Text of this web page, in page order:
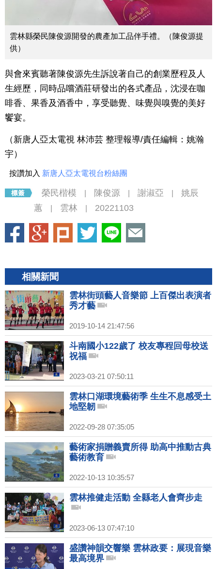
雲林縣榮民陳俊源開發的農產加工品伴手禮。（陳俊源提
供）
與會來賓聽著陳俊源先生訴說著自己的創業歷程及人
生經歷，同時品嚐酒莊研發出的各式產品，沈浸在咖
啡香、果香及酒香中，享受聽覺、味覺與嗅覺的美好
饗宴。
（新唐人亞太電視 林沛芸 整理報導/責任編輯：姚瀚
宇）
按讚加入 新唐人亞太電視台粉絲團
榮民楷模 陳俊源 謝淑亞
姚辰
蕙
雲林 20221103
相關新聞
雲林街頭藝人音樂節 上百傑出表演者
秀才藝
2019-10-14 21:47:56
斗南國小122歲了 校友專程回母校送
祝福
2023-03-21 07:50:11
雲林口湖環境藝術季 生生不息感受土
地堅韌
2022-09-28 07:35:05
藝術家捐贈義賣所得 助高中推動古典
藝術教育
2022-10-13 10:35:57
雲林推健走活動 全縣老人會齊步走
2023-06-13 07:47:10
盛讚神韻交響樂 雲林政要：展現音樂
最高境界